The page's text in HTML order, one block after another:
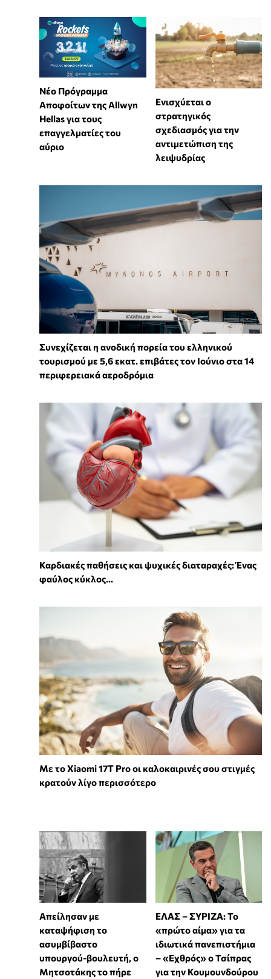
Νέο Πρόγραμμα
Αποφοίτων της Allwyn
Hellas για τους
επαγγελματίες του
αύριο
Ενισχύεται ο
στρατηγικός
σχεδιασμός για την
αντιμετώπιση της
λειψυδρίας
Συνεχίζεται η ανοδική πορεία του ελληνικού
τουρισμού με 5,6 εκατ. επιβάτες τον Ιούνιο στα 14
περιφερειακά αεροδρόμια
Καρδιακές παθήσεις και ψυχικές διαταραχές: Ένας
φαύλος κύκλος...
Με το Xiaomi 17T Pro οι καλοκαιρινές σου στιγμές
κρατούν λίγο περισσότερο
Απείλησαν με
καταψήφιση το
ασυμβίβαστο
υπουργού-βουλευτή, ο
Μητσοτάκης το πήρε
ΕΛΑΣ – ΣΥΡΙΖΑ: Το
«πρώτο αίμα» για τα
ιδιωτικά πανεπιστήμια
– «Εχθρός» ο Τσίπρας
για την Κουμουνδούρου